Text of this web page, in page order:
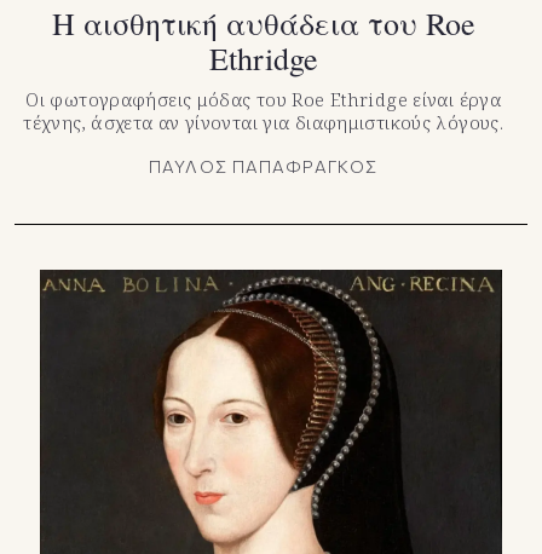
Η αισθητική αυθάδεια του Roe
Ethridge
Οι φωτογραφήσεις μόδας του Roe Ethridge είναι έργα
τέχνης, άσχετα αν γίνονται για διαφημιστικούς λόγους.
ΠΑΥΛΟΣ ΠΑΠΑΦΡΑΓΚΟΣ